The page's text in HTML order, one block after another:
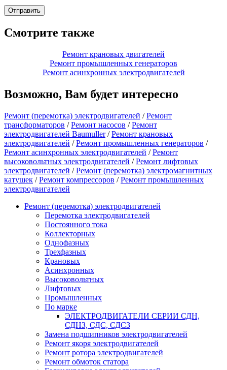
Отправить
Смотрите также
Ремонт крановых двигателей
Ремонт промышленных генераторов
Ремонт асинхронных электродвигателей
Возможно, Вам будет интересно
Ремонт (перемотка) электродвигателей /Ремонт
трансформаторов /Ремонт насосов /Ремонт
электродвигателей Baumuller /Ремонт крановых
электродвигателей /Ремонт промышленных генераторов /
Ремонт асинхронных электродвигателей /Ремонт
высоковольтных электродвигателей /Ремонт лифтовых
электродвигателей /Ремонт (перемотка) электромагнитных
катушек /Ремонт компрессоров /Ремонт промышленных
электродвигателей
Ремонт (перемотка) электродвигателей
Перемотка электродвигателей
Постоянного тока
Коллекторных
Однофазных
Трехфазных
Крановых
Асинхронных
Высоковольтных
Лифтовых
Промышленных
По марке
ЭЛЕКТРОДВИГАТЕЛИ СЕРИИ СДН,
СДНЗ, СДС, СДСЗ
Замена подшипников электродвигателей
Ремонт якоря электродвигателей
Ремонт ротора электродвигателей
Ремонт обмоток статора